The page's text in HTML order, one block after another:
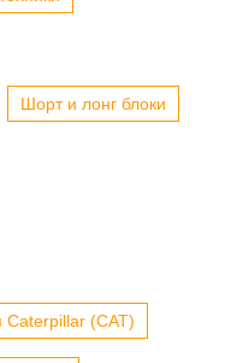
Шорт и лонг блоки
Caterpillar (CAT)